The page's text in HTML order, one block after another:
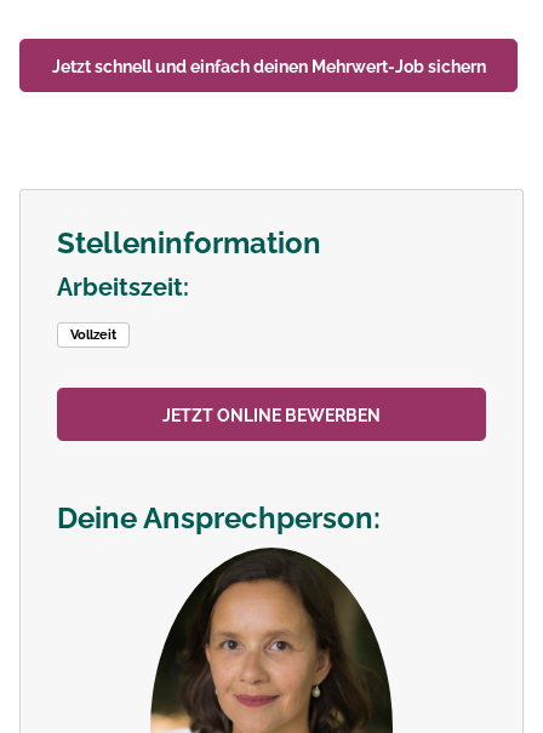
Jetzt schnell und einfach deinen Mehrwert-Jobsichern
Stelleninformation
Arbeitszeit:
Vollzeit
JETZT ONLINE BEWERBEN
Deine Ansprechperson: